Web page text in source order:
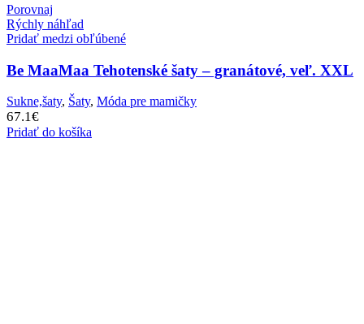
Porovnaj
Rýchly náhľad
Pridať medzi obľúbené
Be MaaMaa Tehotenské šaty – granátové, veľ. XXL
Sukne,šaty, Šaty, Móda pre mamičky
67.1€
Pridať do košíka